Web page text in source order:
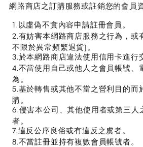
網路商店之訂購服務或註銷您的會員
1.以虛偽不實內容申請註冊會員。
2.有妨害本網路商店服務之行為，或
不限於異常頻繁退貨)。
3.於本網路商店違法使用信用卡進行
4.不當使用自己或他人之會員帳號、
為。
5.基於轉售或其他不當之營利目的而
購。
6.侵害本公司、其他使用者或第三人
者。
7.違反公序良俗或有違反之虞者。
8.不當註冊並持有複數會員帳號者。